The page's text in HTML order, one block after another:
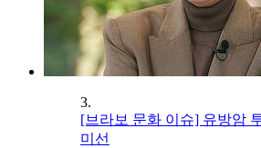
3.
[브라보 문화 이슈] 유방암
미선